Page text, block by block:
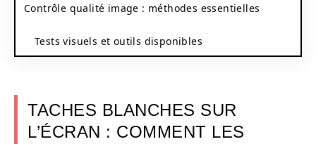
Contrôle qualité image : méthodes essentielles
Tests visuels et outils disponibles
TACHES BLANCHES SUR
L’ÉCRAN : COMMENT LES